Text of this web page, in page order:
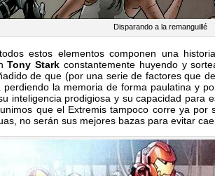
Disparando a la remanguillé
estos elementos componen una
Tony Stark constantemente huyendo y
de que (por una serie de factores que
perdiendo la memoria de forma paulatina y
inteligencia prodigiosa y su capacidad para
que el Extremis tampoco corre ya por
no serán sus mejores bazas para evitar